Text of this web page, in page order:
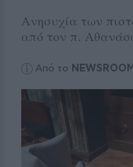
Ανησυχία των
από τον π.
Από το